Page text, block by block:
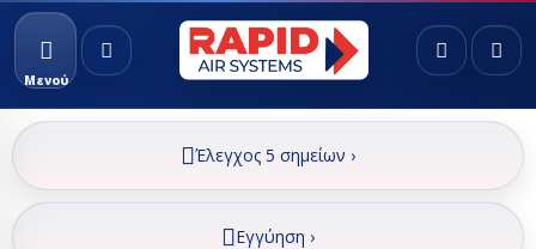
Μενού
Έλεγχος 5 σημείων ›
Εγγύηση ›